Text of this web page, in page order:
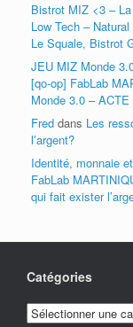
Bistrot MIZ <3 –
Low Tech –
Le Squale, Bistrot
JEU MIZ Monde
[qo-op] FabLab
Monde 3.0 – ACTE
Fred dans Les
l’argent?
Identité, monnaie
FabLab
qui fait exister
Catégories
Catégories